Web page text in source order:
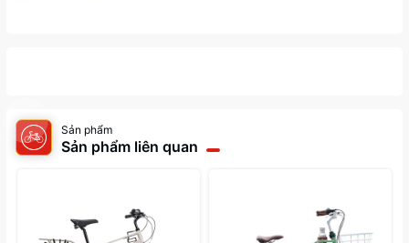
Sản phẩm
Sản phẩm liên quan